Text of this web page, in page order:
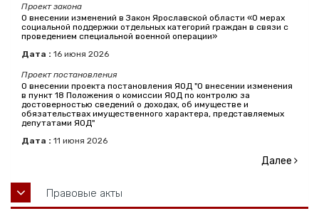
Проект закона
О внесении изменений в Закон Ярославской области «О мерах
социальной поддержки отдельных категорий граждан в связи с
проведением специальной военной операции»
Дата : 16 июня 2026
Проект постановления
О внесении проекта постановления ЯОД "О внесении изменения
в пункт 18 Положения о комиссии ЯОД по контролю за
достоверностью сведений о доходах, об имуществе и
обязательствах имущественного характера, представляемых
депутатами ЯОД"
Дата : 11 июня 2026
Далее
Правовые акты